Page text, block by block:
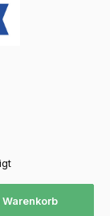
Warenkorb